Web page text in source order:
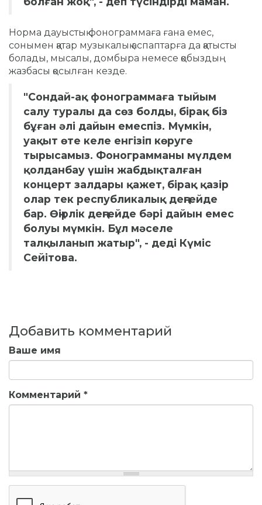
Норма дауыстық фонограммаға ғана емес,
сонымен қатар музыкалық аспаптарға да қатысты
болады, мысалы, домбыра немесе қобыздың
жазбасы қосылған кезде.
"Сондай-ақ фонограммаға тыйым
салу туралы да сөз болды, бірақ біз
бұған әлі дайын емеспіз. Мүмкін,
уақыт өте келе енгізіп көруге
тырысамыз. Фонограмманы мүлдем
қолданбау үшін жабдықталған
концерт залдары қажет, бірақ қазір
олар тек республикалық деңгейде
бар. Өңірлік деңгейде бәрі дайын емес
болуы мүмкін. Бұл мәселе
талқыланып жатыр", - деді Күміс
Сейітова.
Добавить комментарий
Ваше имя
Комментарий *